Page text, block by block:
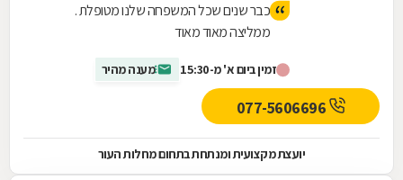
כבר שנים שכל המשפחה שלנו מטופלת .
ממליצה מאוד מאוד
זמין ביום א' מ-15:30 מענה מהיר
יועצת מקצועית ומנתחת בתחום מחלות העור